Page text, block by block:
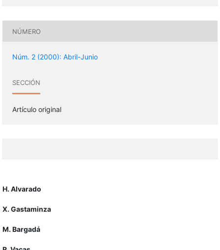
NÚMERO
Núm. 2 (2000): Abril-Junio
SECCIÓN
Artículo original
H. Alvarado
X. Gastaminza
M. Bargadá